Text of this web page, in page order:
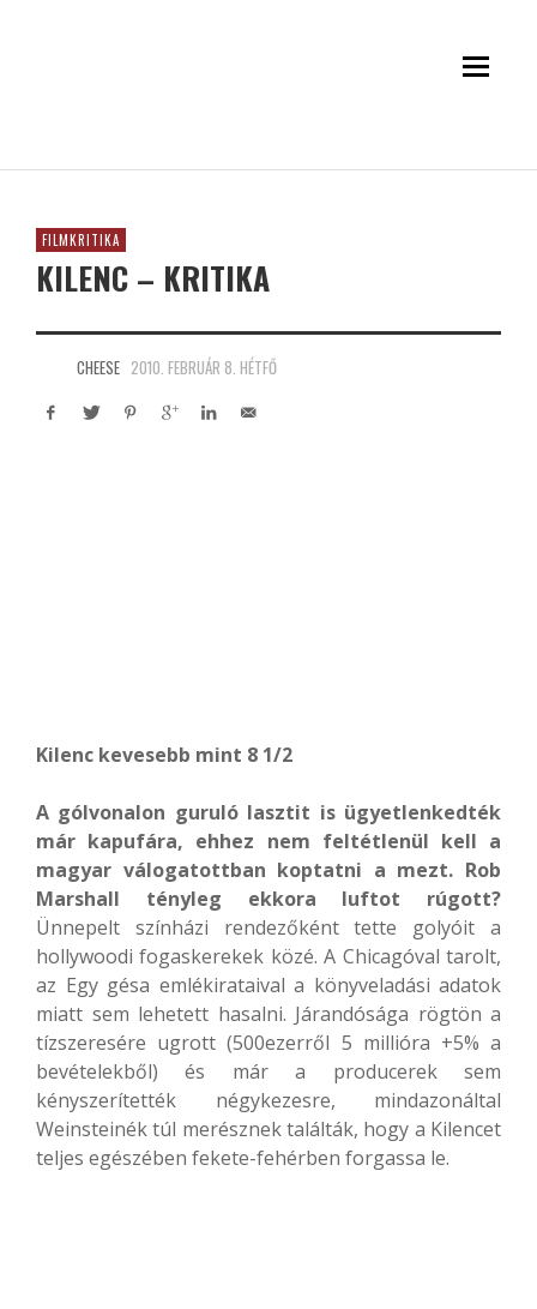
FILMKRITIKA
KILENC – KRITIKA
CHEESE 2010. FEBRUÁR 8. HÉTFŐ
Kilenc kevesebb mint 8 1/2
A gólvonalon guruló lasztit is ügyetlenkedték
már kapufára, ehhez nem feltétlenül kell a
magyar válogatottban koptatni a mezt. Rob
Marshall tényleg ekkora luftot rúgott?
Ünnepelt színházi rendezőként tette golyóit a
hollywoodi fogaskerekek közé. A Chicagóval tarolt,
az Egy gésa emlékirataival a könyveladási adatok
miatt sem lehetett hasalni. Járandósága rögtön a
tízszeresére ugrott (500ezerről 5 millióra +5% a
bevételekből) és már a producerek sem
kényszerítették négykezesre, mindazonáltal
Weinsteinék túl merésznek találták, hogy a Kilencet
teljes egészében fekete-fehérben forgassa le.